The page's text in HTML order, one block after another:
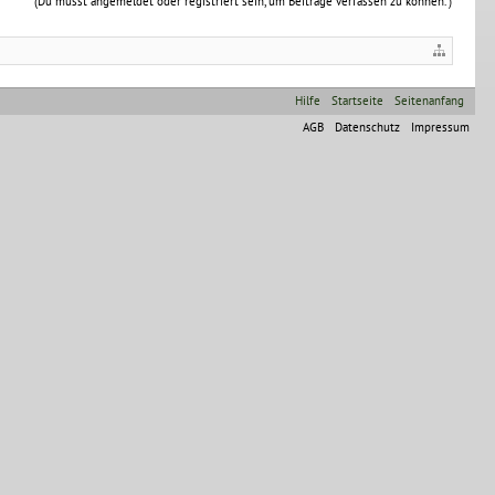
Hilfe Startseite
Seitenanfang
AGB
Datenschutz Impressum